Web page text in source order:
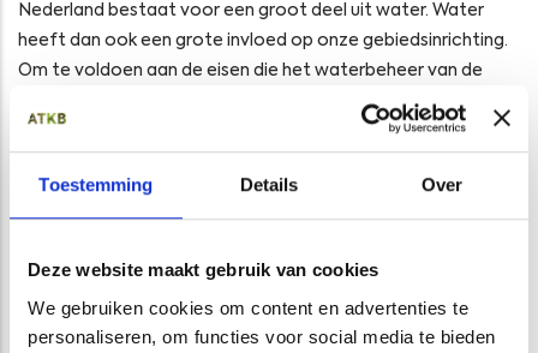
Toestemming Details Over
Deze website maakt gebruik van cookies
We gebruiken cookies om content en advertenties te
personaliseren, om functies voor social media te bieden
Nederland bestaat voor een groot deel uit water. Water
heeft dan ook een grote invloed op onze gebiedsinrichting.
Om te voldoen aan de eisen die het waterbeheer van de
toekomst aan ons land stelt en naar aanleiding van de
Europese Kaderrichtlijn Water is per 22 december 2009 de
onderverdeeld worden in grondwater, oppervlaktewater en
afvalwater. ATKB heeft ruime ervaring met onderzoek naar
de aanleg en het beheer van grondwatermeetnetten, het
opstellen van bemalingsadvies en –plannen en andere zaken
die bij water(beheer) van toepassing zijn. U kunt bij ons